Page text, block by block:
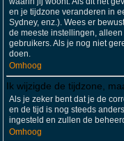
en je tijdzone veranderen in
Sydney, enz.). Wees er
de meeste instellingen,
gebruikers. Als je nog niet
doen.
Omhoog
Ik wijzigde de tijdzone,
Als je zeker bent dat je de
en de tijd is nog steeds
ingesteld en zullen de
Omhoog